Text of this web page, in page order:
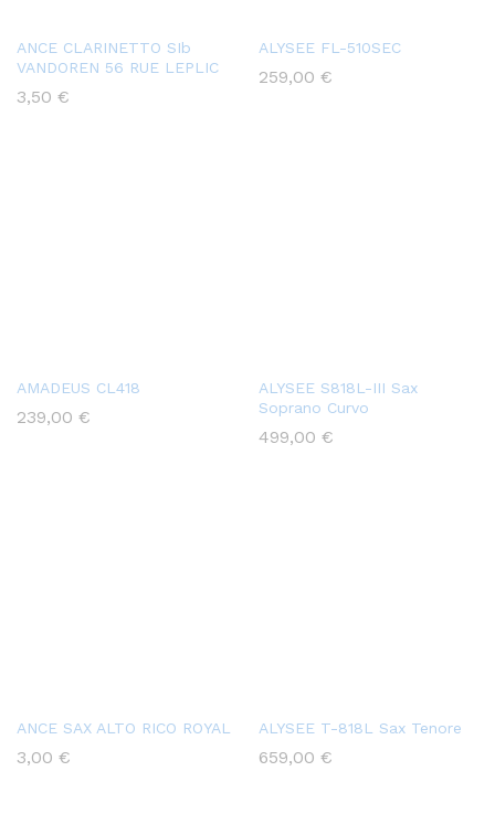
ANCE CLARINETTO SIb
VANDOREN 56 RUE LEPLIC
3,50 €
ALYSEE FL-510SEC
259,00 €
AMADEUS CL418
239,00 €
ALYSEE S818L-III Sax
Soprano Curvo
499,00 €
ANCE SAX ALTO RICO ROYAL
3,00 €
ALYSEE T-818L Sax Tenore
659,00 €